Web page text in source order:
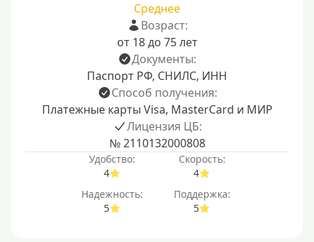
Среднее
Возраст:
от 18 до 75 лет
Документы:
Паспорт РФ, СНИЛС, ИНН
Способ получения:
Платежные карты Visa, MasterCard и МИР
Лицензия ЦБ:
№ 2110132000808
Удобство:
4
Скорость:
4
Надежность:
5
Поддержка:
5